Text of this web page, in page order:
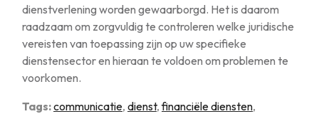
dienstverlening worden gewaarborgd. Het is daarom
raadzaam om zorgvuldig te controleren welke juridische
vereisten van toepassing zijn op uw specifieke
dienstensector en hieraan te voldoen om problemen te
voorkomen.
Tags:communicatie, dienst,financiële diensten,